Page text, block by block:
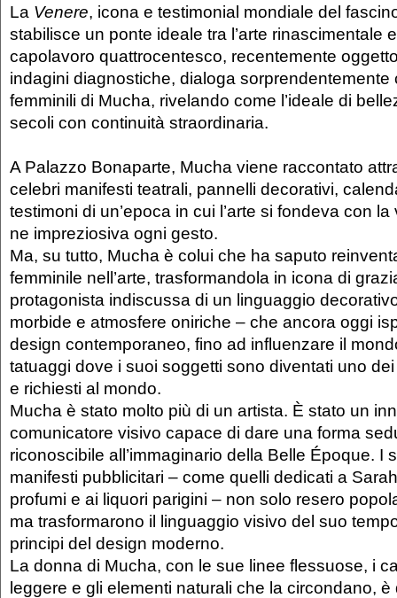
La Venere, icona e testimonial mondiale del
stabilisce un ponte ideale tra l’arte rinascimentale
capolavoro quattrocentesco, recentemente
indagini diagnostiche, dialoga sorprendentemente
femminili di Mucha, rivelando come l’ideale di
secoli con continuità straordinaria.
A Palazzo Bonaparte, Mucha viene raccontato
celebri manifesti teatrali, pannelli decorativi,
testimoni di un’epoca in cui l’arte si fondeva con
ne impreziosiva ogni gesto.
Ma, su tutto, Mucha è colui che ha saputo
femminile nell’arte, trasformandola in icona di
protagonista indiscussa di un linguaggio
morbide e atmosfere oniriche – che ancora oggi
design contemporaneo, fino ad influenzare il
tatuaggi dove i suoi soggetti sono diventati uno
e richiesti al mondo.
Mucha è stato molto più di un artista. È stato un
comunicatore visivo capace di dare una forma
riconoscibile all’immaginario della Belle Époque. I
manifesti pubblicitari – come quelli dedicati a
profumi e ai liquori parigini – non solo resero
ma trasformarono il linguaggio visivo del suo
principi del design moderno.
La donna di Mucha, con le sue linee flessuose, i
leggere e gli elementi naturali che la circondano, è